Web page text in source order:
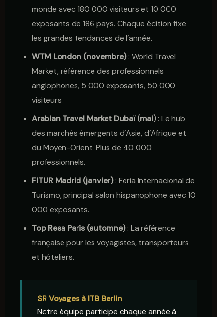
monde avec 180 000 visiteurs et 10 000
exposants de 186 pays. Chaque édition fixe
les grandes tendances de l’année.
WTM London (novembre): World Travel
Market, référence des professionnels
anglophones, 5 000 exposants, 50 000
visiteurs.
Arabian Travel Market Dubaï (mai): Le hub
des marchés émergents d’Asie, d’Afrique et
du Moyen-Orient. Plus de 40 000
professionnels.
FITUR Madrid (janvier): Feria Internacional de
Turismo, principal salon hispanophone avec 10
000 exposants.
Top Resa Paris (automne): La référence
française pour les voyagistes, transporteurs
et hôteliers.
SR Voyages à ITB Berlin
Notre équipe participe chaque année à